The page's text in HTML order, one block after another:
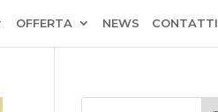
OFFERTA NEWS CONTATTI